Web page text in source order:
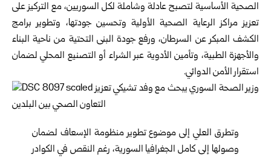
الصحية الأساسية لتصبح عادلة وشاملة لكل السوريين، مع التركيز على
تعزيز مراكز الرعاية الصحية الأولية وتحسين جودتها، وتطوير برامج
الكشف المبكر عن السرطان، ورفع جودة البنى التحتية من ناحية البناء
والأجهزة الطبية، وتأمين الأدوية عبر الشراء أو التصنيع المحلي لضمان
استقرار الأمن الدوائي.
وتطرق العلي إلى موضوع تطوير منظومة الإسعاف لضمان
وصولها إلى كامل الجغرافيا السورية، رغم النقص في الكوادر